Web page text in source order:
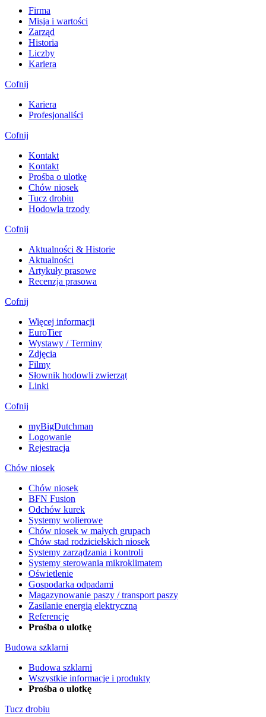
Firma
Misja i wartości
Zarząd
Historia
Liczby
Kariera
Cofnij
Kariera
Profesjonaliści
Cofnij
Kontakt
Kontakt
Prośba o ulotkę
Chów niosek
Tucz drobiu
Hodowla trzody
Cofnij
Aktualności & Historie
Aktualności
Artykuły prasowe
Recenzja prasowa
Cofnij
Więcej informacji
EuroTier
Wystawy / Terminy
Zdjęcia
Filmy
Słownik hodowli zwierząt
Linki
Cofnij
myBigDutchman
Logowanie
Rejestracja
Chów niosek
Chów niosek
BFN Fusion
Odchów kurek
Systemy wolierowe
Chów niosek w małych grupach
Chów stad rodzicielskich niosek
Systemy zarządzania i kontroli
Systemy sterowania mikroklimatem
Oświetlenie
Gospodarka odpadami
Magazynowanie paszy / transport paszy
Zasilanie energią elektryczną
Referencje
Prośba o ulotkę
Budowa szklarni
Budowa szklarni
Wszystkie informacje i produkty
Prośba o ulotkę
Tucz drobiu